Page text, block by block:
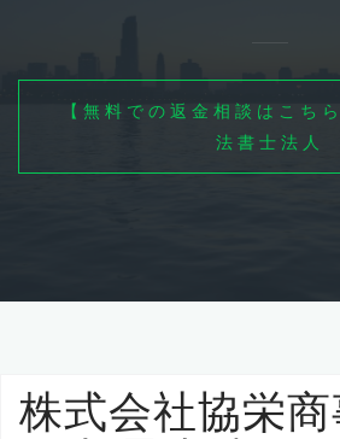
【無料での返金相談はこち
法書士法人
株式会社協栄商